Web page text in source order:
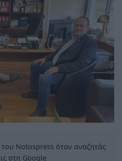
Notospress όταν αναζητάς
στη Google